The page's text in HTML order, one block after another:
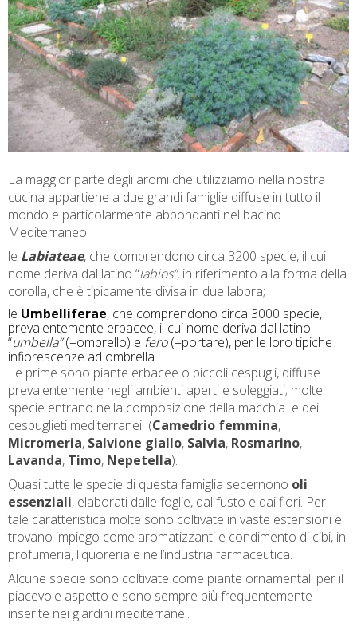
La maggior parte degli aromi che utilizziamo nella nostra
cucina appartiene a due grandi famiglie diffuse in tutto il
mondo e particolarmente abbondanti nel bacino
Mediterraneo:
le Labiateae, che comprendono circa 3200 specie, il cui
nome deriva dal latino “labios”, in riferimento alla forma della
corolla, che è tipicamente divisa in due labbra;
le Umbelliferae, che comprendono circa 3000 specie,
prevalentemente erbacee, il cui nome deriva dal latino
“umbella”(=ombrello) e fero(=portare), per le loro tipiche
infiorescenze ad ombrella.
Le prime sono piante erbacee o piccoli cespugli, diffuse
prevalentemente negli ambienti aperti e soleggiati; molte
specie entrano nella composizione della macchia e dei
cespuglieti mediterranei (Camedrio femmina,
Micromeria, Salvione giallo, Salvia, Rosmarino,
Lavanda, Timo, Nepetella).
Quasi tutte le specie di questa famiglia secernono oli
essenziali, elaborati dalle foglie, dal fusto e dai fiori. Per
tale caratteristica molte sono coltivate in vaste estensioni e
trovano impiego come aromatizzanti e condimento di cibi, in
profumeria, liquoreria e nell’industria farmaceutica.
Alcune specie sono coltivate come piante ornamentali per il
piacevole aspetto e sono sempre più frequentemente
inserite nei giardini mediterranei.